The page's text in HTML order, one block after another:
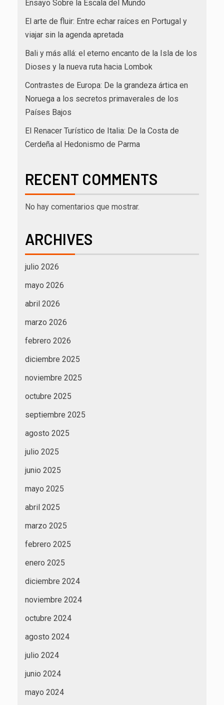
Ensayo Sobre la Escala del Mundo
El arte de fluir: Entre echar raíces en Portugal y
viajar sin la agenda apretada
Bali y más allá: el eterno encanto de la Isla de los
Dioses y la nueva ruta hacia Lombok
Contrastes de Europa: De la grandeza ártica en
Noruega a los secretos primaverales de los
Países Bajos
El Renacer Turístico de Italia: De la Costa de
Cerdeña al Hedonismo de Parma
RECENT COMMENTS
No hay comentarios que mostrar.
ARCHIVES
julio 2026
mayo 2026
abril 2026
marzo 2026
febrero 2026
diciembre 2025
noviembre 2025
octubre 2025
septiembre 2025
agosto 2025
julio 2025
junio 2025
mayo 2025
abril 2025
marzo 2025
febrero 2025
enero 2025
diciembre 2024
noviembre 2024
octubre 2024
agosto 2024
julio 2024
junio 2024
mayo 2024